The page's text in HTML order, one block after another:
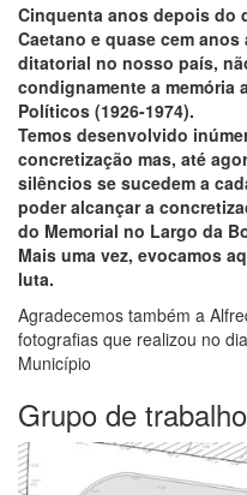
Cinquenta anos depois do
Caetano e quase cem
ditatorial no nosso país,
condignamente a memória
Políticos (1926-1974).
Temos desenvolvido
concretização mas, até
silêncios se sucedem a
poder alcançar a
do Memorial no Largo da
Mais uma vez, evocamos
luta.
Agradecemos também a
fotografias que realizou no
Município
Grupo de trabalho